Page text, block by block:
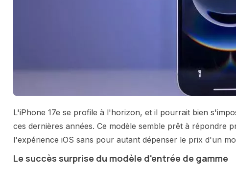
L'iPhone 17e se profile à l'horizon, et il pourrait bien
ces dernières années. Ce modèle semble prêt à répondre
l'expérience iOS sans pour autant dépenser le prix d'un
Le succès surprise du modèle d'entrée de gamme